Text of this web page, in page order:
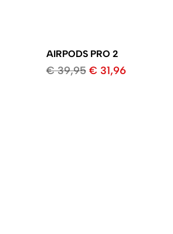
AIRPODS PRO 2
€39,95 € 31,96